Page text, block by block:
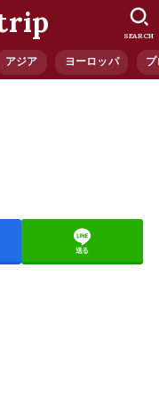
アジア ヨーロッパ プ
SEARCH
送る